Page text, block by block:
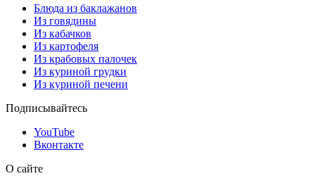
Блюда из баклажанов
Из говядины
Из кабачков
Из картофеля
Из крабовых палочек
Из куриной грудки
Из куриной печени
Подписывайтесь
YouTube
Вконтакте
О сайте